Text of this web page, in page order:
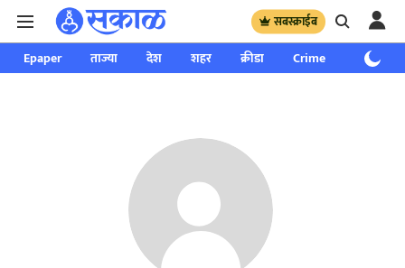
सबस्क्राईब
Epaper ताज्या देश शहर क्रीडा Crime साप्ताहिक